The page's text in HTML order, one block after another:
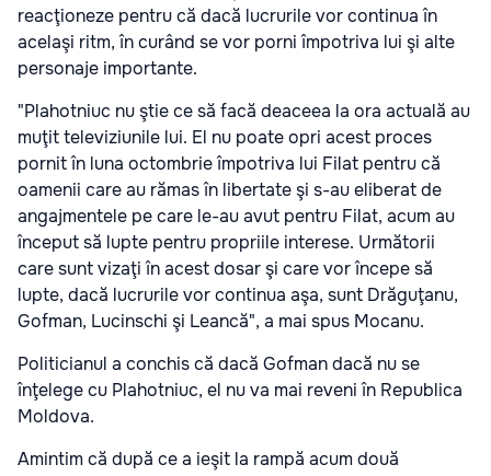
reacţioneze pentru că dacă lucrurile vor continua în
acelaşi ritm, în curând se vor porni împotriva lui şi alte
personaje importante.
"Plahotniuc nu ştie ce să facă deaceea la ora actuală au
muţit televiziunile lui. El nu poate opri acest proces
pornit în luna octombrie împotriva lui Filat pentru că
oamenii care au rămas în libertate şi s-au eliberat de
angajmentele pe care le-au avut pentru Filat, acum au
început să lupte pentru propriile interese. Următorii
care sunt vizaţi în acest dosar şi care vor începe să
lupte, dacă lucrurile vor continua aşa, sunt Drăguţanu,
Gofman, Lucinschi şi Leancă", a mai spus Mocanu.
Politicianul a conchis că dacă Gofman dacă nu se
înţelege cu Plahotniuc, el nu va mai reveni în Republica
Moldova.
Amintim că după ce a ieşit la rampă acum două